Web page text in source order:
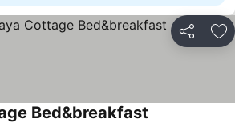
Partilhar
Bed&breakfast